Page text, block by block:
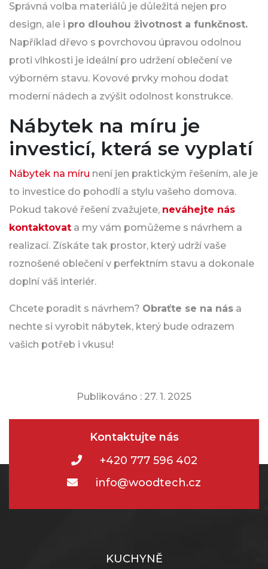
Správná volba materiálů je důležitá nejen pro
design, ale i pro dlouhou životnost a funkčnost.
Například dřevo s povrchovou úpravou odolnou
proti vlhkosti je ideální pro udržení oblečení ve
výborném stavu. Kovové prvky mohou dodat
moderní nádech a zvýšit odolnost konstrukce.
Nábytek na míru je
investicí, která se vyplatí
Nábytek na míru není jen praktickým řešením, ale je
to investice do pohodlí a stylu vašeho domova.
Pokud takové řešení zvažujete, neváhejte nás
kontaktovat a my vám pomůžeme s návrhem a
realizací. Získáte tak prostor, který udrží vaše
roznošené oblečení v perfektním stavu a dokonale
doplní váš interiér.
Chcete poradit s návrhem? Obraťte se na nás a
nechte si vyrobit nábytek, který bude odrazem
vašich potřeb i vkusu!
Publikováno : 27. 1. 2025
Kontaktujte nás
+420 777 596 402
info@woodtech.cz
KUCHYNĚ